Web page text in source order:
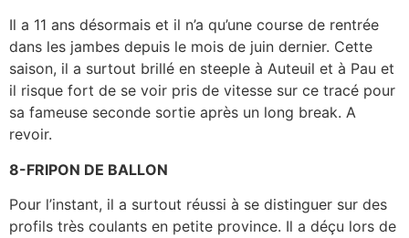
Il a 11 ans désormais et il n’a qu’une course de rentrée
dans les jambes depuis le mois de juin dernier. Cette
saison, il a surtout brillé en steeple à Auteuil et à Pau et
il risque fort de se voir pris de vitesse sur ce tracé pour
sa fameuse seconde sortie après un long break. A
revoir.
8-FRIPON DE BALLON
Pour l’instant, il a surtout réussi à se distinguer sur des
profils très coulants en petite province. Il a déçu lors de